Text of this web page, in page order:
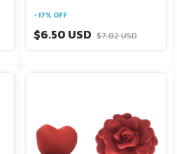
-17% OFF
$6.50 USD $7.82 USD